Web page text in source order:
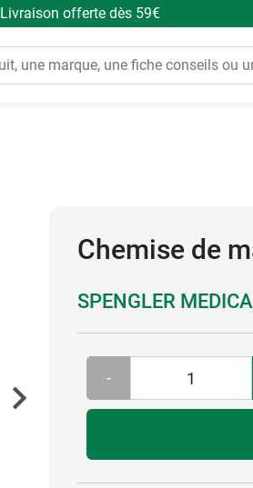
Livraison offerte dès 59€
Chemise de
SPENGLER
-